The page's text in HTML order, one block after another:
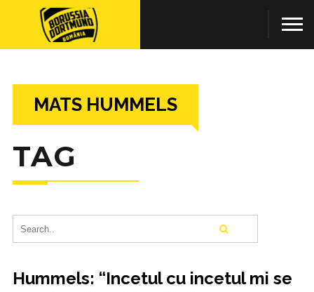
MATS HUMMELS
TAG
Hummels: “Incetul cu incetul mi se